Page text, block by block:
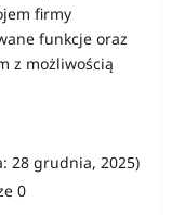
firmy
funkcje oraz
z możliwością
28 grudnia, 2025)
0